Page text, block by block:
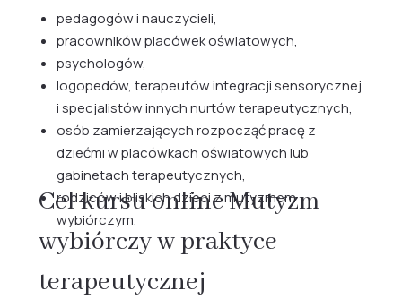
pedagogów i nauczycieli,
pracowników placówek oświatowych,
psychologów,
logopedów, terapeutów integracji sensorycznej
i specjalistów innych nurtów terapeutycznych,
osób zamierzających rozpocząć pracę z
dziećmi w placówkach oświatowych lub
gabinetach terapeutycznych,
rodziców i bliskich dzieci z mutyzmem
wybiórczym.
Cel kursu online Mutyzm
wybiórczy w praktyce
terapeutycznej